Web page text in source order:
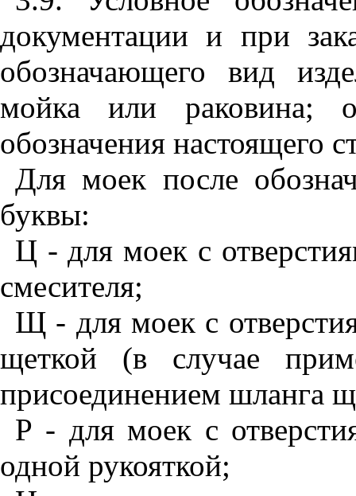
документации и при
обозначающего вид
мойка или раковина;
обозначения настоящего
Для моек после
буквы:
Ц - для моек с
смесителя;
Щ - для моек с
щеткой (в случае
присоединением шланга
Р - для моек с
одной рукояткой;